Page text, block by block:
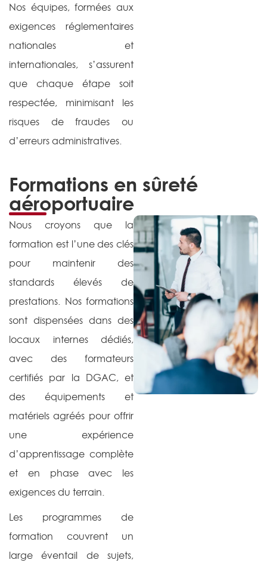
Nos équipes, formées aux
exigences réglementaires
nationales et
internationales, s’assurent
que chaque étape soit
respectée, minimisant les
risques de fraudes ou
d’erreurs administratives.
Formations en sûreté
aéroportuaire
Nous croyons que la
formation est l’une des clés
pour maintenir des
standards élevés de
prestations. Nos formations
sont dispensées dans des
locaux internes dédiés,
avec des formateurs
certifiés par la DGAC, et
des équipements et
matériels agréés pour offrir
une expérience
d’apprentissage complète
et en phase avec les
exigences du terrain.
Les programmes de
formation couvrent un
large éventail de sujets,